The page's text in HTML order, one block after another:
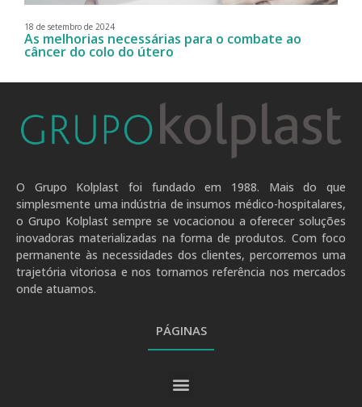
18 de setembro de 2024
As melhorias necessárias para o combate ao
câncer do colo do útero
O Grupo Kolplast foi fundado em 1988. Mais do que
simplesmente uma indústria de insumos médico-hospitalares,
o Grupo Kolplast sempre se vocacionou a oferecer soluções
inovadoras materializadas na forma de produtos. Com foco
permanente às necessidades dos clientes, percorremos uma
trajetória vitoriosa e nos tornamos referência nos mercados
onde atuamos.
PÁGINAS